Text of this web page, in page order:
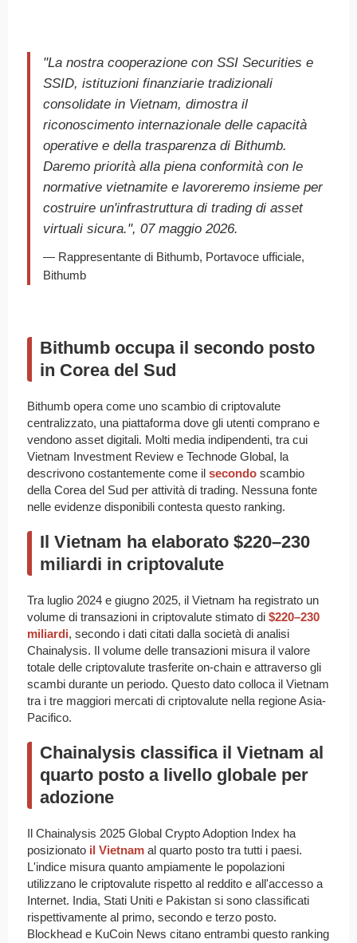
"La nostra cooperazione con SSI Securities e
SSID, istituzioni finanziarie tradizionali
consolidate in Vietnam, dimostra il
riconoscimento internazionale delle capacità
operative e della trasparenza di Bithumb.
Daremo priorità alla piena conformità con le
normative vietnamite e lavoreremo insieme per
costruire un'infrastruttura di trading di asset
virtuali sicura.", 07 maggio 2026.
— Rappresentante di Bithumb, Portavoce ufficiale,
Bithumb
Bithumb occupa il secondo posto
in Corea del Sud
Bithumb opera come uno scambio di criptovalute
centralizzato, una piattaforma dove gli utenti comprano e
vendono asset digitali. Molti media indipendenti, tra cui
Vietnam Investment Review e Technode Global, la
descrivono costantemente come il secondo scambio
della Corea del Sud per attività di trading. Nessuna fonte
nelle evidenze disponibili contesta questo ranking.
Il Vietnam ha elaborato $220–230
miliardi in criptovalute
Tra luglio 2024 e giugno 2025, il Vietnam ha registrato un
volume di transazioni in criptovalute stimato di $220–230
miliardi, secondo i dati citati dalla società di analisi
Chainalysis. Il volume delle transazioni misura il valore
totale delle criptovalute trasferite on-chain e attraverso gli
scambi durante un periodo. Questo dato colloca il Vietnam
tra i tre maggiori mercati di criptovalute nella regione Asia-
Pacifico.
Chainalysis classifica il Vietnam al
quarto posto a livello globale per
adozione
Il Chainalysis 2025 Global Crypto Adoption Index ha
posizionato il Vietnam al quarto posto tra tutti i paesi.
L'indice misura quanto ampiamente le popolazioni
utilizzano le criptovalute rispetto al reddito e all'accesso a
Internet. India, Stati Uniti e Pakistan si sono classificati
rispettivamente al primo, secondo e terzo posto.
Blockhead e KuCoin News citano entrambi questo ranking